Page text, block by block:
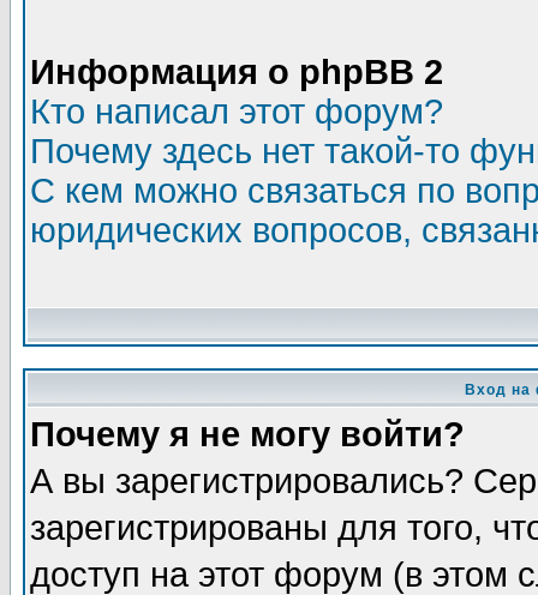
Информация о phpBB 2
Кто написал этот форум?
Почему здесь нет такой-то
С кем можно связаться по
юридических вопросов,
Вход на
Почему я не могу войти?
А вы зарегистрировались?
зарегистрированы для того,
доступ на этот форум (в этом